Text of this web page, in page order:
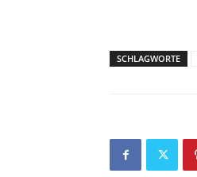
SCHLAGWORTE